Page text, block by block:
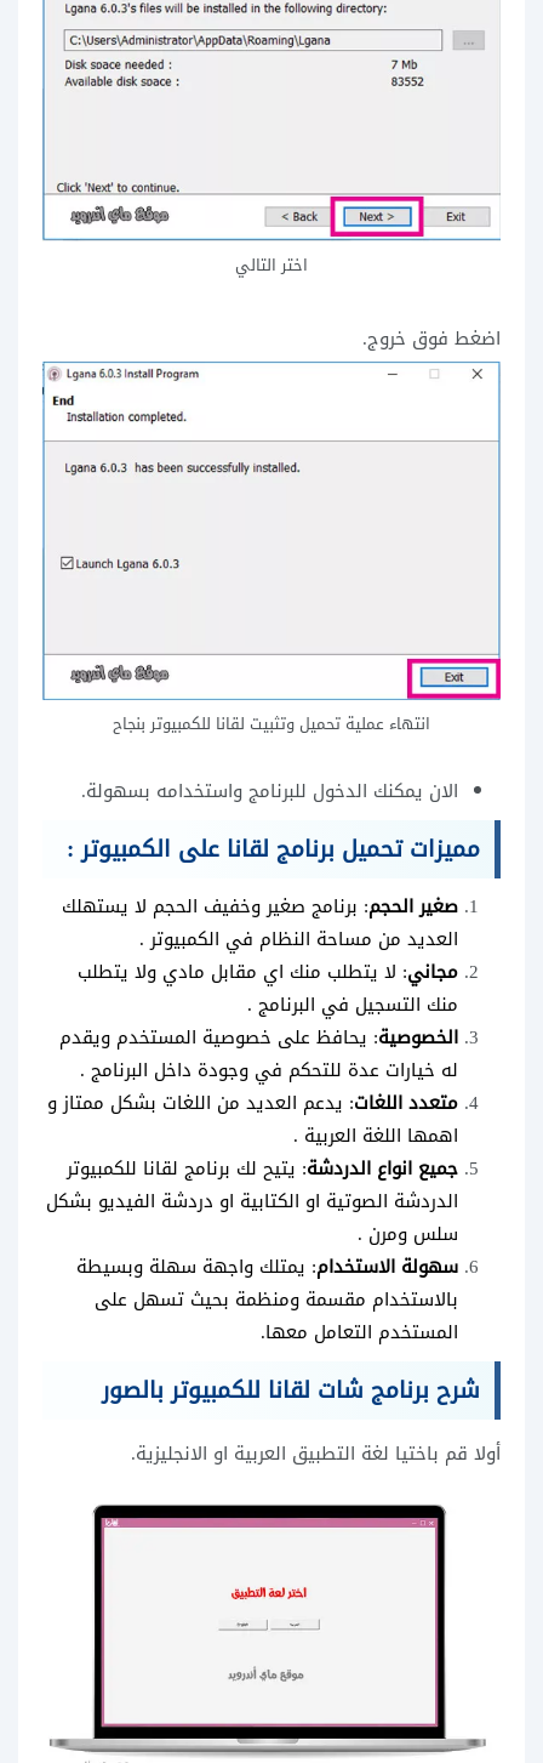
اختر التالي
اضغط فوق خروج.
انتهاء عملية تحميل وتثبيت لقانا للكمبيوتر بنجاح
الان يمكنك الدخول للبرنامج واستخدامه بسهولة.
مميزات تحميل برنامج لقانا على الكمبيوتر :
صغير الحجم: برنامج صغير وخفيف الحجم لا يستهلك
العديد من مساحة النظام في الكمبيوتر .
مجاني: لا يتطلب منك اي مقابل مادي ولا يتطلب
منك التسجيل في البرنامج .
الخصوصية: يحافظ على خصوصية المستخدم ويقدم
له خيارات عدة للتحكم في وجودة داخل البرنامج .
متعدد اللغات: يدعم العديد من اللغات بشكل ممتاز و
اهمها اللغة العربية .
جميع انواع الدردشة: يتيح لك برنامج لقانا للكمبيوتر
الدردشة الصوتية او الكتابية او دردشة الفيديو بشكل
سلس ومرن .
سهولة الاستخدام: يمتلك واجهة سهلة وبسيطة
بالاستخدام مقسمة ومنظمة بحيث تسهل على
المستخدم التعامل معها.
شرح برنامج شات لقانا للكمبيوتر بالصور
أولا قم باختيا لغة التطبيق العربية او الانجليزية.